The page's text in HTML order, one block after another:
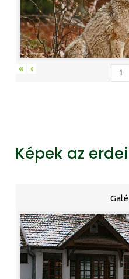
« ‹
Képek az